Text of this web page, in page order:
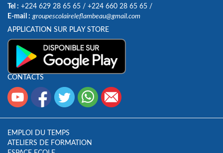
Tel : +224 629 28 65 65 / +224 660 28 65 65 /
E-mail : groupescolaireleflambeau@gmail.com
APPLICATION SUR PLAY STORE
CONTACTS
EMPLOI DU TEMPS
ATELIERS DE FORMATION